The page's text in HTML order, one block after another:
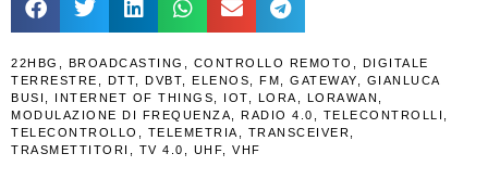
22HBG BROADCASTING CONTROLLO REMOTO
DIGITALE
TERRESTRE
DTT DVBT ELENOS FM GATEWAY
GIANLUCA
BUSI
INTERNET OF THINGS IOT LORA LORAWAN
MODULAZIONE DI FREQUENZA
RADIO 4.0 TELECONTROLLI
TELECONTROLLO
TELEMETRIA TRANSCEIVER
TRASMETTITORI
TV 4.0 UHF VHF